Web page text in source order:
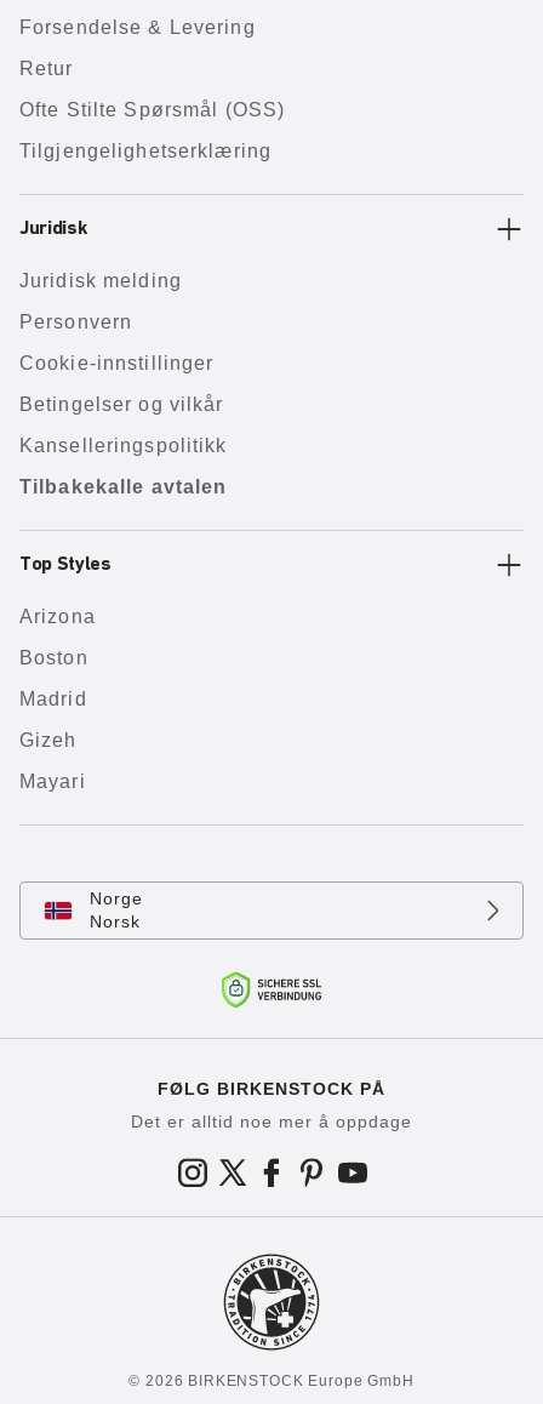
Forsendelse & Levering
Retur
Ofte Stilte Spørsmål (OSS)
Tilgjengelighetserklæring
Juridisk
Juridisk melding
Personvern
Cookie-innstillinger
Betingelser og vilkår
Kanselleringspolitikk
Tilbakekalle avtalen
Top Styles
Arizona
Boston
Madrid
Gizeh
Mayari
Norge
Norsk
FØLG BIRKENSTOCK PÅ
Det er alltid noe mer å oppdage
© 2026 BIRKENSTOCK Europe GmbH